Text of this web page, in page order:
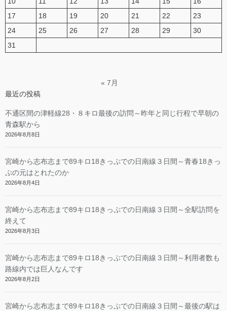
17
18 19 20 21 22
23
24
25 26 27 28 29
30
31
« 7月
最近の投稿
不通区間の津軽線28・８キロ最後の訪問～昨年と同じ行程で早朝の
青森駅から
2026年8月8日
宮崎から志布志まで89キロ18きっぷでの日南線３日間～青春18きっ
ぷの元はとれたのか
2026年8月4日
宮崎から志布志まで89キロ18きっぷでの日南線３日間～全駅訪問を
終えて
2026年8月3日
宮崎から志布志まで89キロ18きっぷでの日南線３日間～利用者数も
路線内では巨人なんです
2026年8月2日
宮崎から志布志まで89キロ18きっぷでの日南線３日間～最後の駅は